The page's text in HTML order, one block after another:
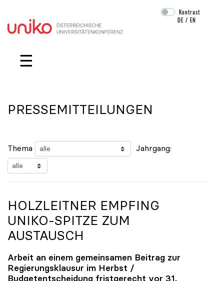
Navigation überspringen
Kontrast
DE /EN
☰
PRESSEMITTEILUNGEN
Thema Jahrgang:
HOLZLEITNER EMPFING
UNIKO-SPITZE ZUM
AUSTAUSCH
Arbeit an einem gemeinsamen Beitrag zur
Regierungsklausur im Herbst /
Budgetentscheidung fristgerecht vor 31.